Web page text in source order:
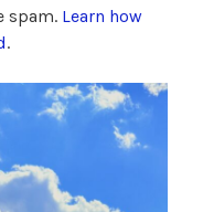
spam. Learn how
.